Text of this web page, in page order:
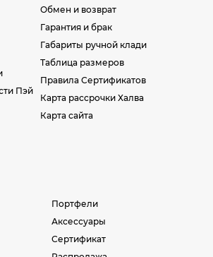
Пэй
Обмен и возврат
Гарантия и брак
Габариты ручной клади
Таблица размеров
Правила Сертификатов
Карта рассрочки Халва
Карта сайта
Портфели
Аксессуары
Сертификат